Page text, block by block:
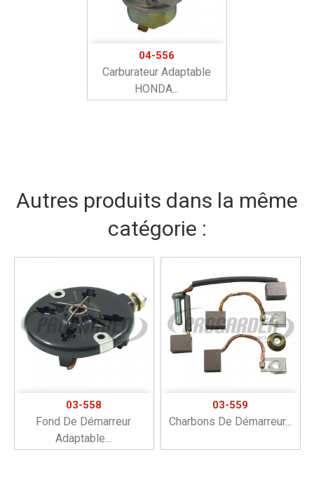
04-556
Carburateur Adaptable
HONDA...
Autres produits dans la même
catégorie :
03-558
Fond De Démarreur
Adaptable...
03-559
Charbons De Démarreur...